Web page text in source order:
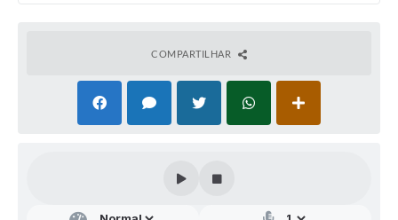
COMPARTILHAR